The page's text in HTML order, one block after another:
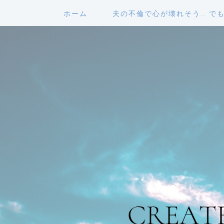
ホーム 夫の不倫で心が壊れそう… で